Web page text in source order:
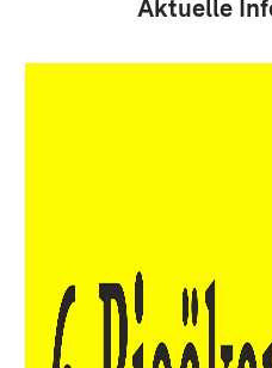
Aktuelle